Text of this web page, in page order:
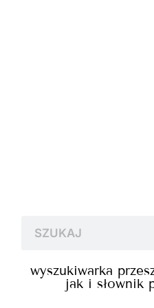
wyszukiwarka
jak i słownik